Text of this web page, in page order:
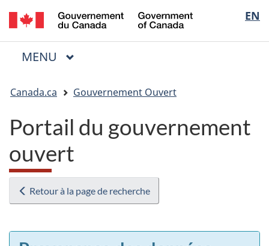
Passer
au
contenu
Passer
à
« Au
Passer
à
la
EN
of
Menu
MENU PRINCIPAL
êtes
ici
Canada.ca Gouvernement Ouvert
Portail du gouvernement
ouvert
Retour à la page de recherche